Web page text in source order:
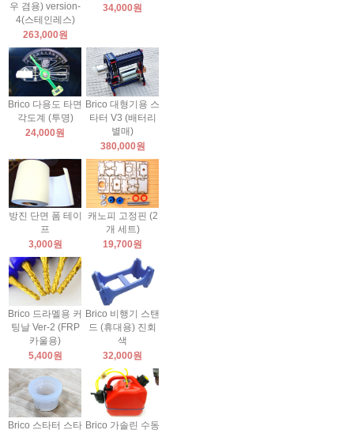
우 겸용) version-
4(스테인레스)
263,000원
34,000원
Brico 다용도 타면
각도계 (투명)
24,000원
Brico 대형기용 스
타터 V3 (배터리
별매)
380,000원
방진 단면 폼 테이
프
3,000원
캐노피 고정핀 (2
개 세트)
19,700원
Brico 드라멜용 커
팅날 Ver-2 (FRP
카울용)
5,400원
Brico 비행기 스탠
드 (휴대용) 진회
색
32,000원
Brico 스타터 스타 Brico 가솔린 수동